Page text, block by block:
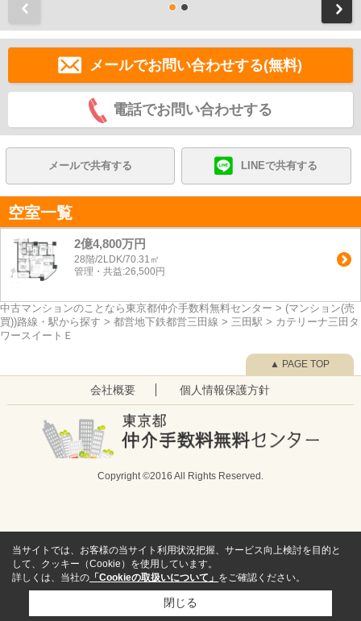
メールでお問い合わせする(無料)
電話でお問い合わせする
メールで共有する LINEで共有する
空室一覧
2億4,800万円
28階/2LDK/70.31㎡
管理・共益:26,500円
中古マンションのことなら東京都仲介手数料無料センター > (マンション(売
買))路線・駅から探す > 都営地下鉄都営三田線 > 三田駅 > カテリーナ三田タ
ワースイートＥ
会社概要 個人情報保護方針
Copyright ©2016 All Rights Reserved.
▲ PAGE TOP
当サイトでは、お客様の当サイト利用状況把握、サービス向上検討を目的と
して、クッキー（Cookie）を使用しています。
詳しくは、当社の 「Cookieの取扱いについて」 をご確認ください。
閉じる